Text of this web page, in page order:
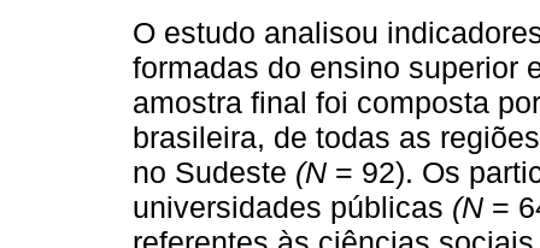
O estudo analisou
formadas do ensino superior
amostra final foi composta
brasileira, de todas as
no Sudeste (N = 92). Os
universidades públicas (N =